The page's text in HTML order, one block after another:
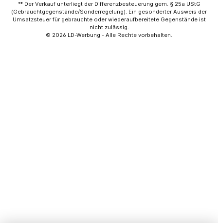
** Der Verkauf unterliegt der Differenzbesteuerung gem. § 25a UStG
(Gebrauchtgegenstände/Sonderregelung). Ein gesonderter Ausweis der
Umsatzsteuer für gebrauchte oder wiederaufbereitete Gegenstände ist
nicht zulässig.
© 2026 LD-Werbung - Alle Rechte vorbehalten.